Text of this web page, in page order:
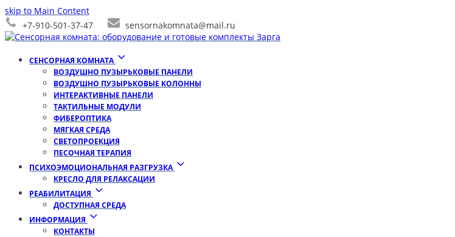
skip to Main Content
+7-910-501-37-47
sensornakomnata@mail.ru
СЕНСОРНАЯ КОМНАТА
ВОЗДУШНО ПУЗЫРЬКОВЫЕ ПАНЕЛИ
ВОЗДУШНО ПУЗЫРЬКОВЫЕ КОЛОННЫ
ИНТЕРАКТИВНЫЕ ПАНЕЛИ
ТАКТИЛЬНЫЕ МОДУЛИ
ФИБЕРОПТИКА
МЯГКАЯ СРЕДА
СВЕТОПРОЕКЦИЯ
ПЕСОЧНАЯ ТЕРАПИЯ
ПСИХОЭМОЦИОНАЛЬНАЯ РАЗГРУЗКА
КРЕСЛО ДЛЯ РЕЛАКСАЦИИ
РЕАБИЛИТАЦИЯ
ДОСТУПНАЯ СРЕДА
ИНФОРМАЦИЯ
КОНТАКТЫ